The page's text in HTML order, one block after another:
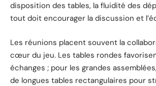
disposition des tables, la fluidité des
tout doit encourager la discussion et
Les réunions placent souvent la
cœur du jeu. Les tables rondes
échanges ; pour les grandes
de longues tables rectangulaires pour